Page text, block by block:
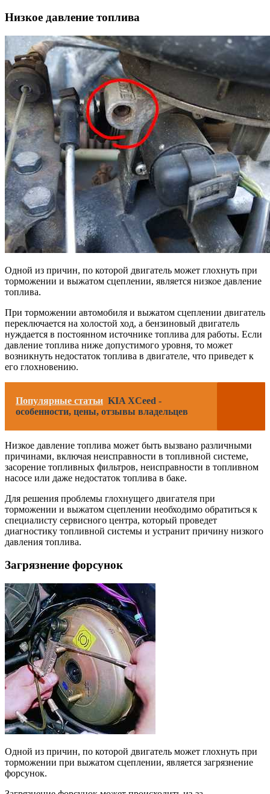
Низкое давление топлива
Одной из причин, по которой двигатель может глохнуть при
торможении и выжатом сцеплении, является низкое давление
топлива.
При торможении автомобиля и выжатом сцеплении двигатель
переключается на холостой ход, а бензиновый двигатель
нуждается в постоянном источнике топлива для работы. Если
давление топлива ниже допустимого уровня, то может
возникнуть недостаток топлива в двигателе, что приведет к
его глохновению.
Популярные статьи KIA XCeed -
особенности, цены, отзывы владельцев
Низкое давление топлива может быть вызвано различными
причинами, включая неисправности в топливной системе,
засорение топливных фильтров, неисправности в топливном
насосе или даже недостаток топлива в баке.
Для решения проблемы глохнущего двигателя при
торможении и выжатом сцеплении необходимо обратиться к
специалисту сервисного центра, который проведет
диагностику топливной системы и устранит причину низкого
давления топлива.
Загрязнение форсунок
Одной из причин, по которой двигатель может глохнуть при
торможении при выжатом сцеплении, является загрязнение
форсунок.